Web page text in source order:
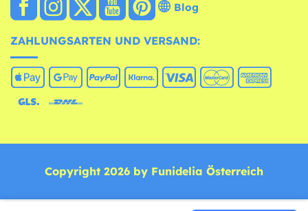
Blog
ZAHLUNGSARTEN UND VERSAND:
Copyright 2026 by Funidelia Österreich